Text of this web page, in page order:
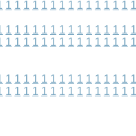
1 1 1 1 1 1 1 1 1 1 1 1 1 1 1
1 1 1 1 1 1 1 1 1 1 1 1 1 1 1
1 1 1 1 1 1 1 1 1 1 1 1 1 1 1
1 1 1 1 1 1 1 1 1 1 1 1 1 1 1
1 1 1 1 1 1 1 1 1 1 1 1 1 1 1